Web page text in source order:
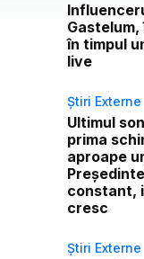
în timpul
live
Știri Externe
Ultimul
prima
aproape
constant,
cresc
Știri Externe